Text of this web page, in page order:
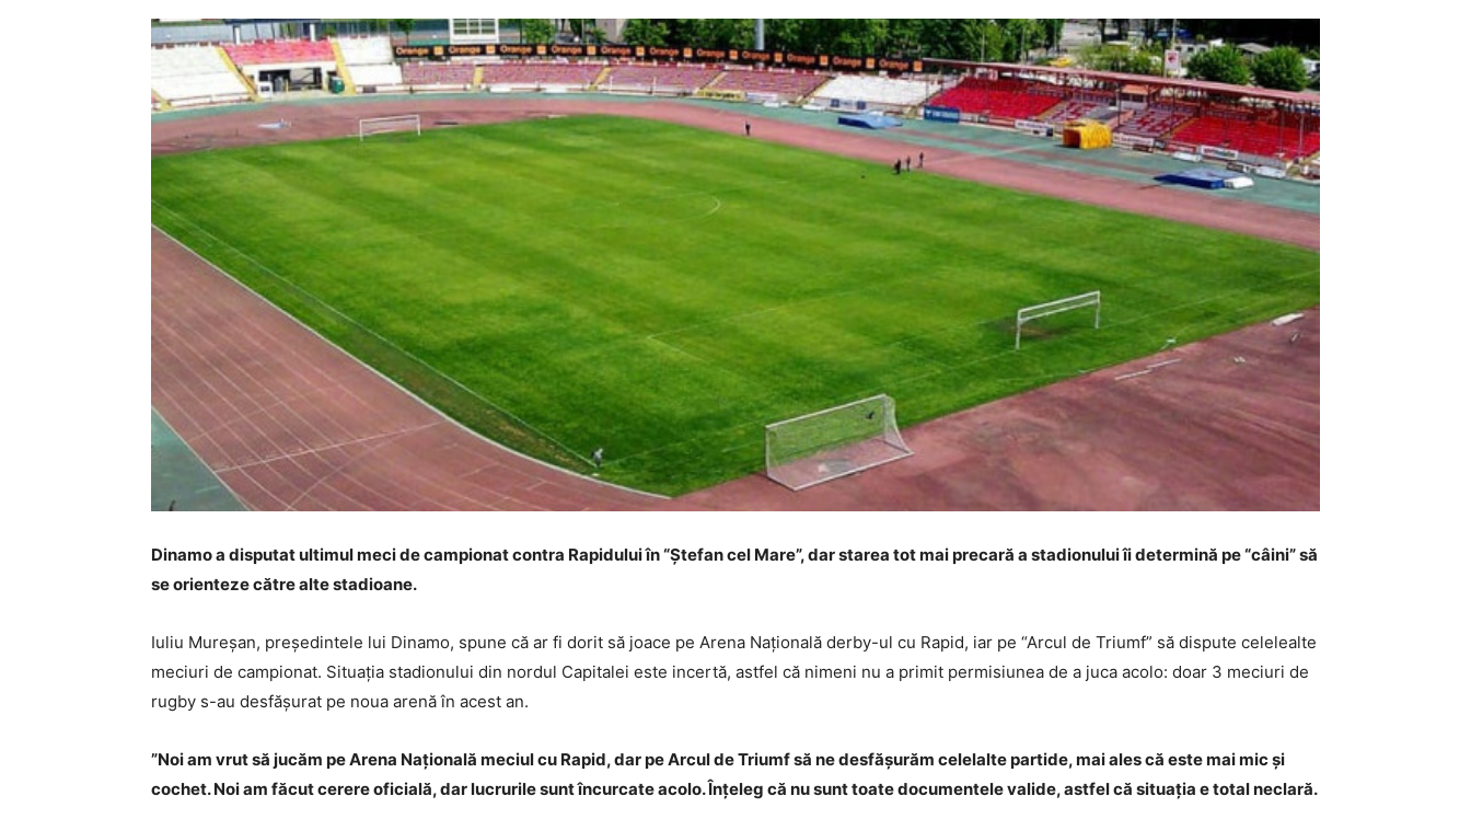
Dinamo a disputat ultimul meci de campionat contra Rapidului în “Ștefan cel Mare”, dar starea tot mai precară a stadionului îi determină pe “câini” să
se orienteze către alte stadioane.
Iuliu Mureșan, președintele lui Dinamo, spune că ar fi dorit să joace pe Arena Națională derby-ul cu Rapid, iar pe “Arcul de Triumf” să dispute celelealte
meciuri de campionat. Situația stadionului din nordul Capitalei este incertă, astfel că nimeni nu a primit permisiunea de a juca acolo: doar 3 meciuri de
rugby s-au desfășurat pe noua arenă în acest an.
”Noi am vrut să jucăm pe Arena Națională meciul cu Rapid, dar pe Arcul de Triumf să ne desfășurăm celelalte partide, mai ales că este mai mic și
cochet. Noi am făcut cerere oficială, dar lucrurile sunt încurcate acolo. Înțeleg că nu sunt toate documentele valide, astfel că situația e total neclară.